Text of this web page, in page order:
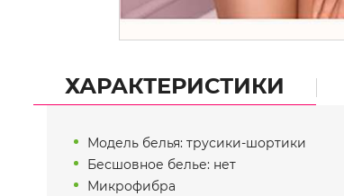
ХАРАКТЕРИСТИКИ
Модель белья: трусики-шортики
Бесшовное белье: нет
Микрофибра